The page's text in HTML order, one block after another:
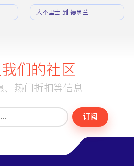
大不里士 到 德黑兰
们的社区
、热门折扣等信息
订阅